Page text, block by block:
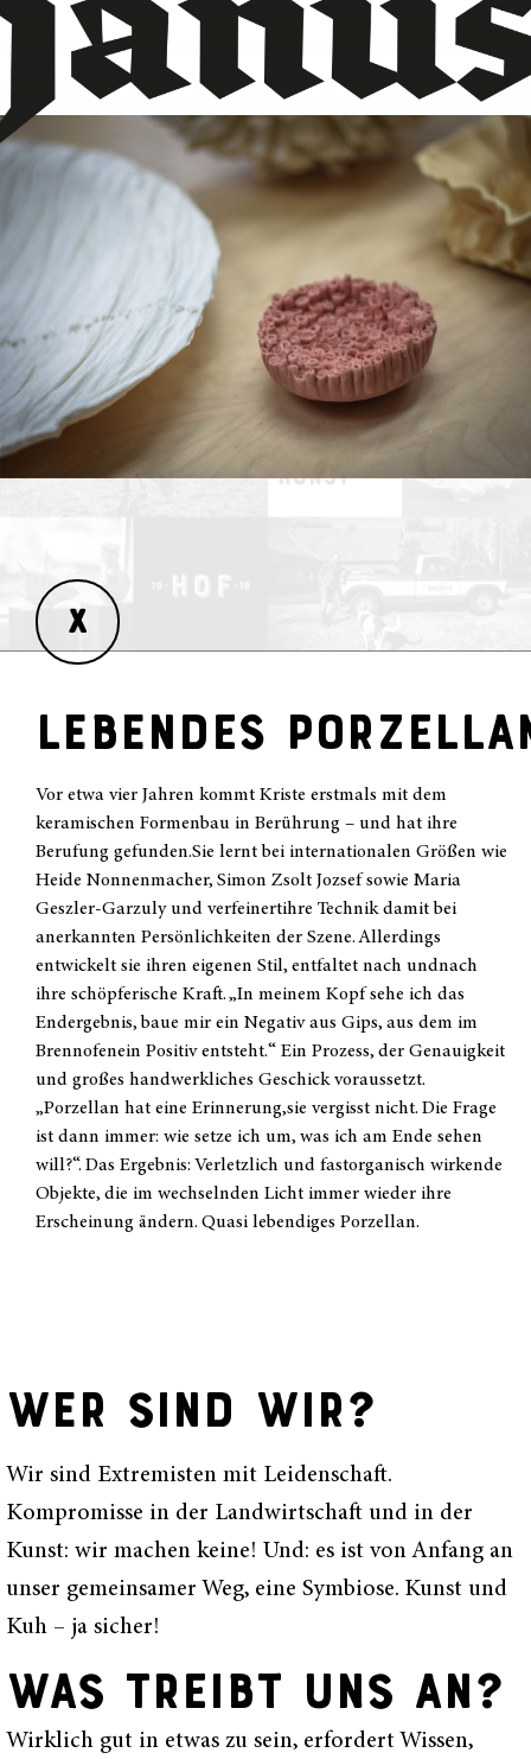
X
LEBENDES
Vor etwa vier Jahren kommt Kriste erstmals mit dem
keramischen Formenbau in Berührung – und hat ihre
Berufung gefunden.Sie lernt bei internationalen Größen wie
Heide Nonnenmacher, Simon Zsolt Jozsef sowie Maria
Geszler-Garzuly und verfeinertihre Technik damit bei
anerkannten Persönlichkeiten der Szene. Allerdings
entwickelt sie ihren eigenen Stil, entfaltet nach undnach
ihre schöpferische Kraft. „In meinem Kopf sehe ich das
Endergebnis, baue mir ein Negativ aus Gips, aus dem im
Brennofenein Positiv entsteht.“ Ein Prozess, der Genauigkeit
und großes handwerkliches Geschick voraussetzt.
„Porzellan hat eine Erinnerung,sie vergisst nicht. Die Frage
ist dann immer: wie setze ich um, was ich am Ende sehen
will?“. Das Ergebnis: Verletzlich und fastorganisch wirkende
Objekte, die im wechselnden Licht immer wieder ihre
Erscheinung ändern. Quasi lebendiges Porzellan.
WER SIND WIR?
Wir sind Extremisten mit Leidenschaft.
Kompromisse in der Landwirtschaft und in der
Kunst: wir machen keine! Und: es ist von Anfang an
unser gemeinsamer Weg, eine Symbiose. Kunst und
Kuh – ja sicher!
WAS TREIBT UNS AN?
Wirklich gut in etwas zu sein, erfordert Wissen,